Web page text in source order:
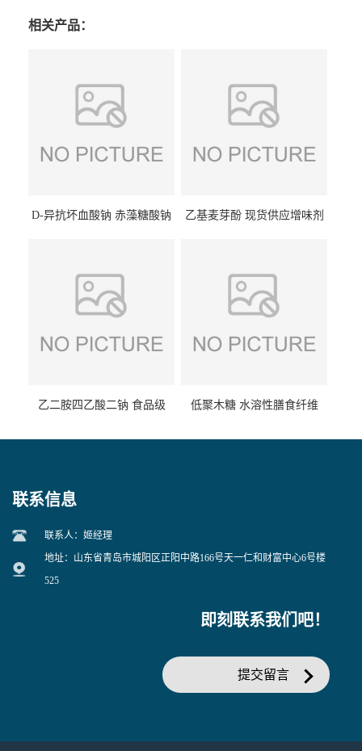
相关产品：
D-异抗坏血酸钠 赤藻糖酸钠
乙基麦芽酚 现货供应增味剂
乙二胺四乙酸二钠 食品级
低聚木糖 水溶性膳食纤维
联系信息
联系人：姬经理
地址：山东省青岛市城阳区正阳中路166号天一仁和财富中心6号楼
525
即刻联系我们吧！
提交留言